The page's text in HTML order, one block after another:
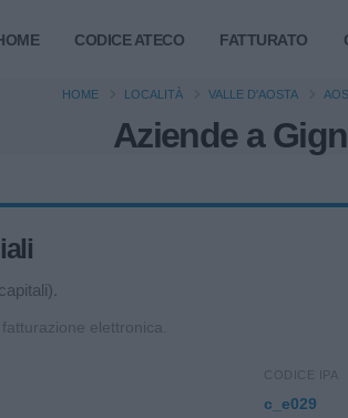
CODICE ATECO FATTURATO
Aziende a
HOME LOCALITÀ VALLE D'AOSTA
elettronica.
CODICE IPA
c_e029